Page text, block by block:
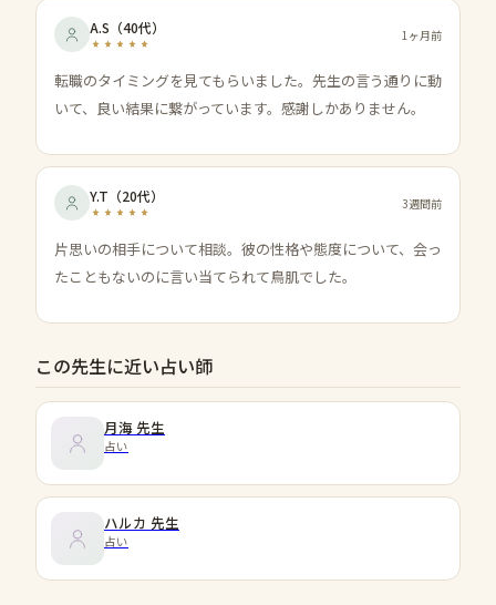
A.S （40代） 1ヶ月前
転職のタイミングを見てもらいました。先生の言う通りに動
いて、良い結果に繋がっています。感謝しかありません。
Y.T （20代） 3週間前
片思いの相手について相談。彼の性格や態度について、会っ
たこともないのに言い当てられて鳥肌でした。
この先生に近い占い師
月海 先生
占い
ハルカ 先生
占い